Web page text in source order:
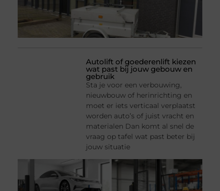
Autolift of goederenlift kiezen
wat past bij jouw gebouw en
gebruik
Sta je voor een verbouwing,
nieuwbouw of herinrichting en
moet er iets verticaal verplaatst
worden auto’s of juist vracht en
materialen Dan komt al snel de
vraag op tafel wat past beter bij
jouw situatie